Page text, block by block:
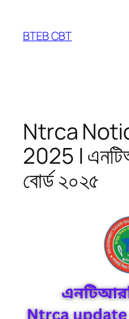
content
BTEB CBT
Ntrca
2025 |
বোর্ড ২০২৫